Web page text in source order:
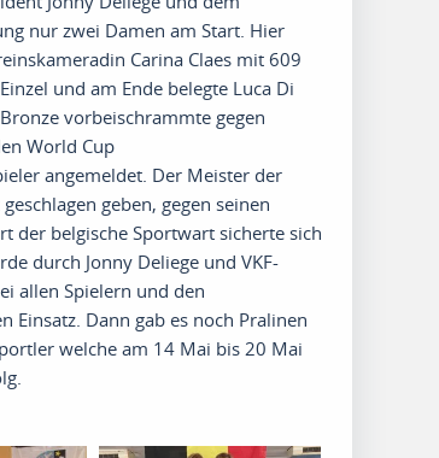
nur zwei Damen am Start. Hier
Carina Claes mit 609
und am Ende belegte Luca Di
vorbeischrammte gegen
World Cup
angemeldet. Der Meister der
geben, gegen seinen
der belgischeSportwart sicherte sich
durch Jonny Deliegeund VKF-
allen Spielern und den
Einsatz. Dann gab es noch Pralinen
welche am 14 Mai bis 20 Mai
.